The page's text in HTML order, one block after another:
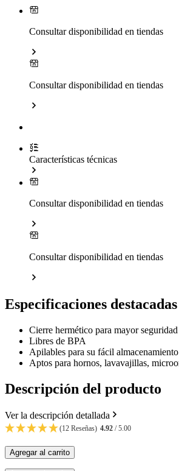
Consultar disponibilidad en tiendas
Consultar disponibilidad en tiendas
Características técnicas
Consultar disponibilidad en tiendas
Consultar disponibilidad en tiendas
Especificaciones destacadas
Cierre hermético para mayor
Libres de BPA
Apilables para su fácil almacenamiento
Aptos para hornos, lavavajillas,
Descripción del producto
Ver la descripción detallada
(12 Reseñas) 4.92 / 5.00
Agregar al carrito